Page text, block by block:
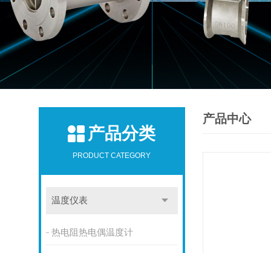
产品分类
PRODUCT CATEGORY
温度仪表
热电阻热电偶温度计
产品中心